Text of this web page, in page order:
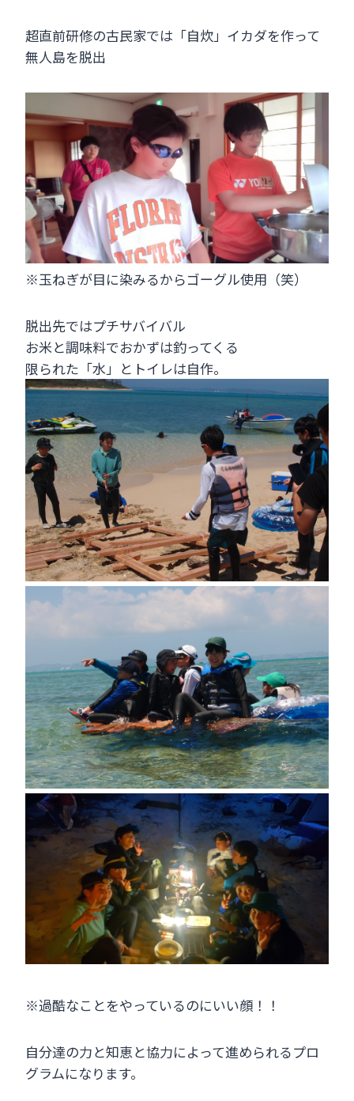
超直前研修の古民家では「自炊」イカダを作って
無人島を脱出
※玉ねぎが目に染みるからゴーグル使用（笑）
脱出先ではプチサバイバル
お米と調味料でおかずは釣ってくる
限られた「水」とトイレは自作。
※過酷なことをやっているのにいい顔！！
自分達の力と知恵と協力によって進められるプロ
グラムになります。